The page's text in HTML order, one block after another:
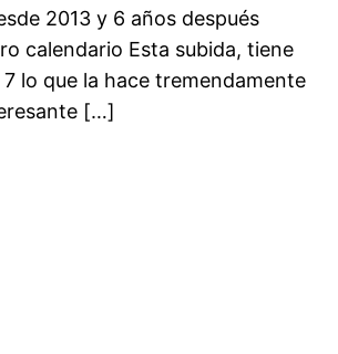
2013 y 6 años después
calendario Esta subida, tiene
lo que la hace tremendamente
[…]